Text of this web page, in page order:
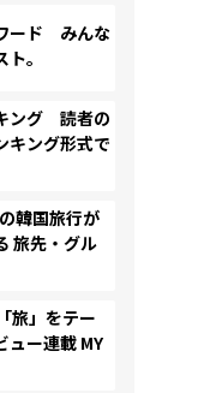
ード みんな
。
ング 読者の
キング形式で
韓国旅行が
旅先・グル
旅」をテー
ュー連載 MY